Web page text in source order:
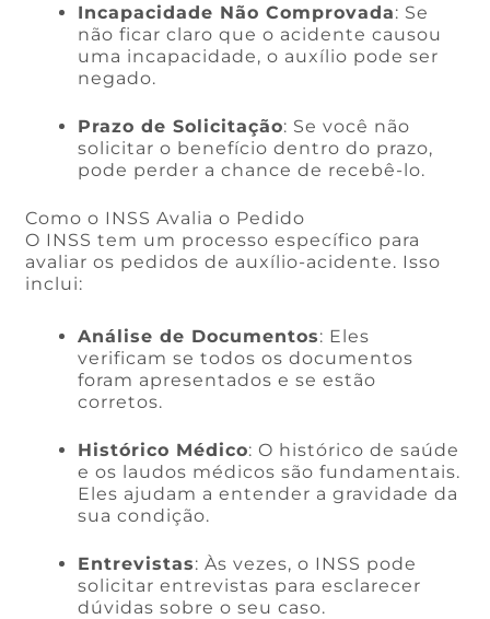
Incapacidade Não Comprovada: Se
não ficar claro que o acidente causou
uma incapacidade, o auxílio pode ser
negado.
Prazo de Solicitação: Se você não
solicitar o benefício dentro do prazo,
pode perder a chance de recebê-lo.
Como o INSS Avalia o Pedido
O INSS tem um processo específico para
avaliar os pedidos de auxílio-acidente. Isso
inclui:
Análise de Documentos: Eles
verificam se todos os documentos
foram apresentados e se estão
corretos.
Histórico Médico: O histórico de saúde
e os laudos médicos são fundamentais.
Eles ajudam a entender a gravidade da
sua condição.
Entrevistas: Às vezes, o INSS pode
solicitar entrevistas para esclarecer
dúvidas sobre o seu caso.